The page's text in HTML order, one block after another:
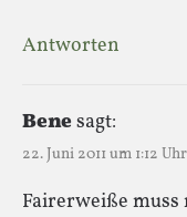
Antworten
Benesagt:
22. Juni 2011 um 1:12 Uhr
Fairerweiße muss